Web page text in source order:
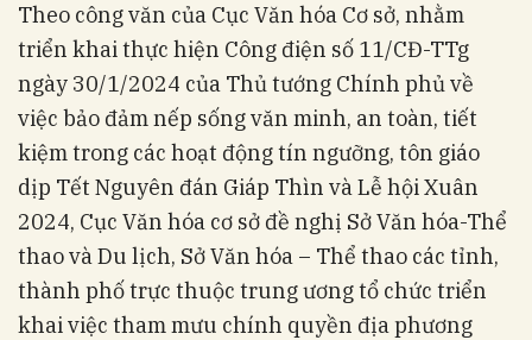
Theo công văn của Cục Văn hóa Cơ sở, nhằm
triển khai thực hiện Công điện số 11/CĐ-TTg
ngày 30/1/2024 của Thủ tướng Chính phủ về
việc bảo đảm nếp sống văn minh, an toàn, tiết
kiệm trong các hoạt động tín ngưỡng, tôn giáo
dịp Tết Nguyên đán Giáp Thìn và Lễ hội Xuân
2024, Cục Văn hóa cơ sở đề nghị Sở Văn hóa-Thể
thao và Du lịch, Sở Văn hóa – Thể thao các tỉnh,
thành phố trực thuộc trung ương tổ chức triển
khai việc tham mưu chính quyền địa phương